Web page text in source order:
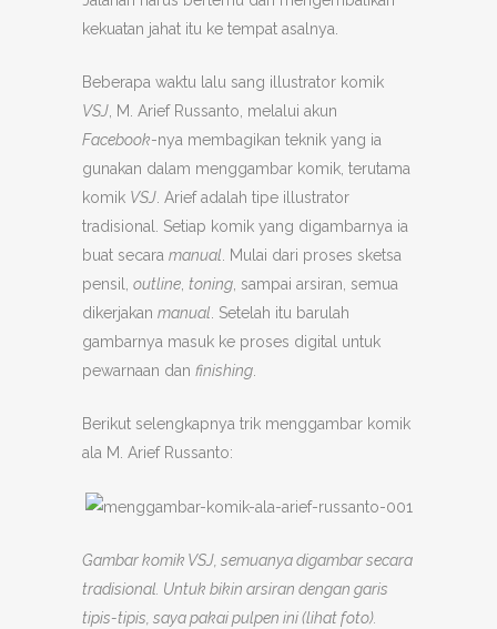
kekuatan jahat itu ke tempat asalnya.
Beberapa waktu lalu sang illustrator komik
VSJ , M. Arief Russanto, melalui akun
Facebook-nya membagikan teknik yang ia
gunakan dalam menggambar komik, terutama
komik VSJ . Arief adalah tipe illustrator
tradisional. Setiap komik yang digambarnya ia
buat secara manual . Mulai dari proses sketsa
pensil, outline toning , sampai arsiran, semua
dikerjakan manual . Setelah itu barulah
gambarnya masuk ke proses digital untuk
pewarnaan dan finishing
Berikut selengkapnya trik menggambar komik
ala M. Arief Russanto:
Gambar komik VSJ, semuanya digambar secara
tradisional. Untuk bikin arsiran dengan garis
tipis-tipis, saya pakai pulpen ini (lihat foto).